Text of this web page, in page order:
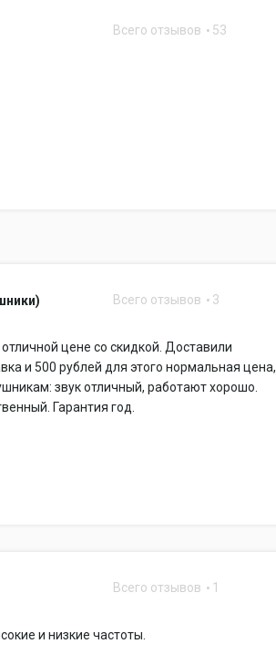
Всего отзывов 53
Всего отзывов 3
цене со скидкой. Доставили
и 500 рублей для этого нормальная цена,
звук отличный, работают хорошо.
Гарантия год.
Всего отзывов 1
и низкие частоты.